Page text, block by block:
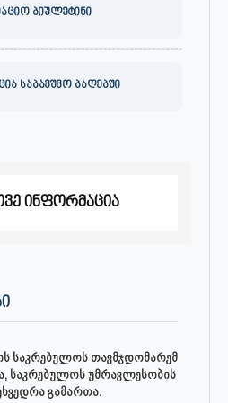
ბიულეტინი
საბავშვო ბაღებში
ინფორმაცია
საკრებულოს თავმჯდომარემ
საკრებულოს უმრავლესობის
გამართა.